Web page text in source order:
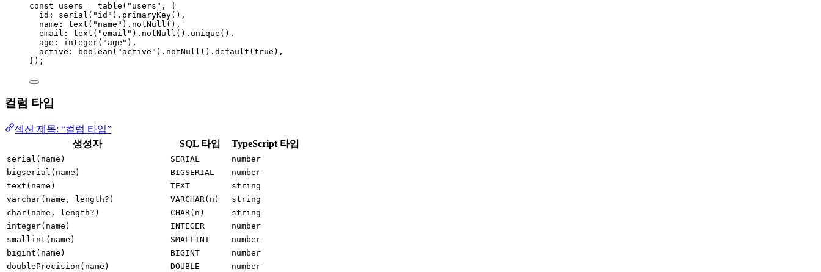
const users = table ( " users " , {
id: serial ( " id " ) . primaryKey() ,
name: text ( " name " ) . notNull () ,
email: text ( "email " ) . notNull () . unique () ,
age: integer( " age " ) ,
active:
boolean ( " active " ) . notNull () . default (true ) ,
} );
컬럼 타입
섹션 제목: “컬럼 타입”
생성자
SQL 타입 TypeScript 타입
serial(name) SERIAL
number
bigserial(name)
BIGSERIAL
number
text(name)
TEXT
string
varchar(name, length?)
VARCHAR(n)
string
char(name, length?)
CHAR(n)
string
integer(name)
INTEGER
number
smallint(name)
SMALLINT
number
bigint(name)
BIGINT
number
doublePrecision(name)
DOUBLE number